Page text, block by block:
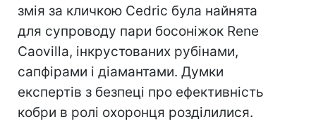
змія за кличкою Cedric була найнята
для супроводу пари босоніжок Rene
Caovilla, інкрустованих рубінами,
сапфірами і діамантами. Думки
експертів з безпеці про ефективність
кобри в ролі охоронця розділилися.